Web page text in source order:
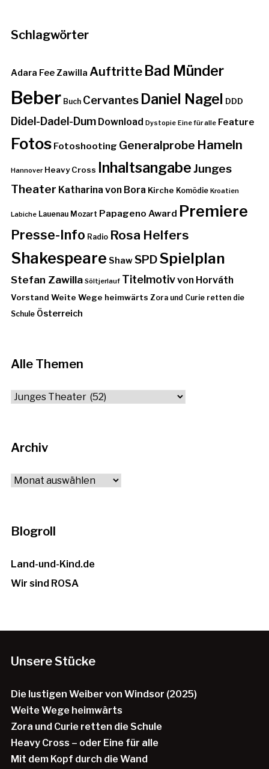
Schlagwörter
Adara Fee Zawilla Auftritte Bad Münder
Beber Buch Cervantes Daniel Nagel DDD
Didel-Dadel-Dum Download Dystopie Eine für alle Feature
Fotos Fotoshooting Generalprobe Hameln
Hannover Heavy Cross InhaltsangabeJunges
Theater Katharina von Bora Kirche Komödie Kroatien
Labiche Lauenau Mozart Papageno Award Premiere
Presse-Info Radio Rosa Helfers
Shakespeare ShawSPDSpielplan
Stefan Zawilla Söltjerlauf Titelmotivvon Horváth
Vorstand Weite Wege heimwärts Zora und Curie retten die
Schule Österreich
Alle Themen
Alle
Archiv
Archiv
Blogroll
Land-und-Kind.de
Wir sind ROSA
Unsere Stücke
Die lustigen Weiber von Windsor (2025)
Weite Wege heimwärts
Zora und Curie retten die Schule
Heavy Cross – oder Eine für alle
Mit dem Kopf durch die Wand